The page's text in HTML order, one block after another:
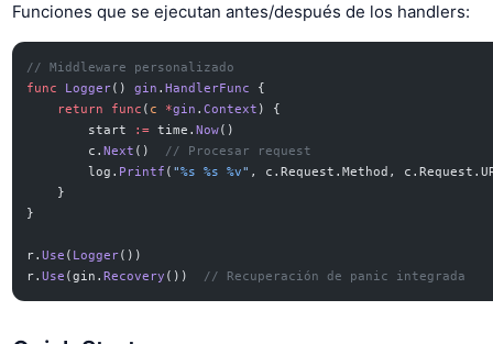
Funciones que se ejecutan antes/después de los handlers:
// Middleware personalizado
func
Logger() gin .HandlerFunc
{
    return
func ( c *gin .Context ) {
        start
:= time.Now()
        c.
Next ()
// Procesar request
        log.
Printf ( "%s %s %v" , c.Request.Method,
    }
}
r.Use ( Logger())
r.Use (gin.Recovery ()) // Recuperación de panic integrada